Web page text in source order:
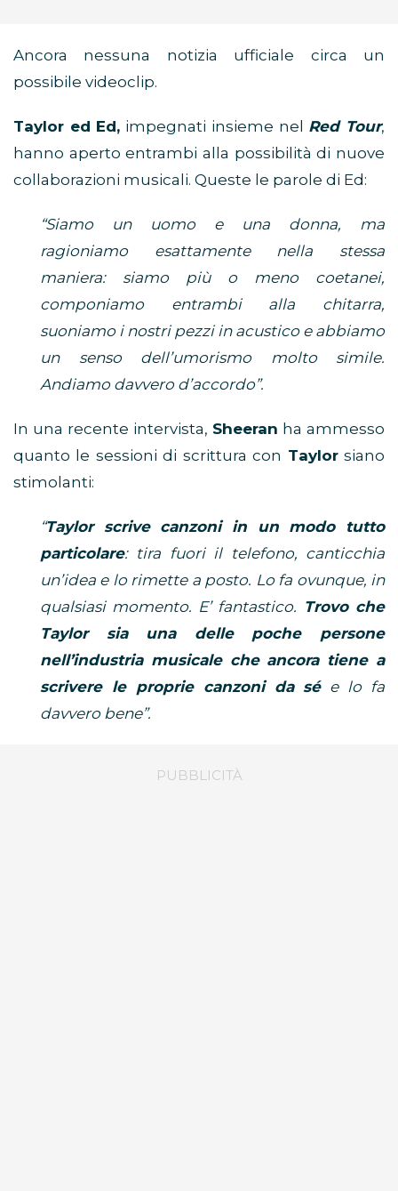
Ancora nessuna notizia ufficiale circa un
possibile videoclip.
Taylor ed Ed, impegnati insieme nel Red Tour,
hanno aperto entrambi alla possibilità di nuove
collaborazioni musicali. Queste le parole di Ed:
“Siamo un uomo e una donna, ma
ragioniamo esattamente nella stessa
maniera: siamo più o meno coetanei,
componiamo entrambi alla chitarra,
suoniamo i nostri pezzi in acustico e abbiamo
un senso dell’umorismo molto simile.
Andiamo davvero d’accordo”.
In una recente intervista, Sheeran ha ammesso
quanto le sessioni di scrittura con Taylorsiano
stimolanti:
“Taylor scrive canzoni in un modo tutto
particolare: tira fuori il telefono, canticchia
un’idea e lo rimette a posto. Lo fa ovunque, in
qualsiasi momento. E’ fantastico. Trovo che
Taylor sia una delle poche persone
nell’industria musicale che ancora tiene a
scrivere le proprie canzoni da sée lo fa
davvero bene”.